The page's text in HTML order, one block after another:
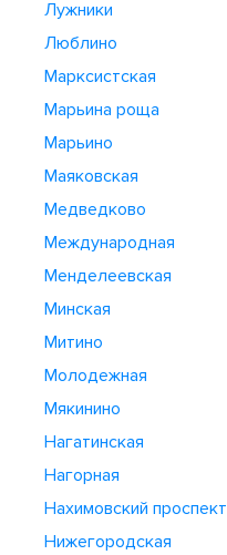
Лужники
Люблино
Марксистская
Марьина роща
Марьино
Маяковская
Медведково
Международная
Менделеевская
Минская
Митино
Молодежная
Мякинино
Нагатинская
Нагорная
Нахимовский проспект
Нижегородская